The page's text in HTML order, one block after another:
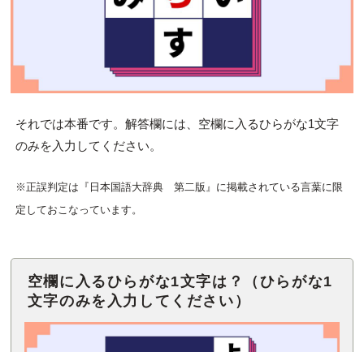
それでは本番です。解答欄には、空欄に入るひらがな1文字
のみを入力してください。
※正誤判定は『日本国語大辞典 第二版』に掲載されている言葉に限
定しておこなっています。
空欄に入るひらがな1文字は？（ひらがな1
文字のみを入力してください）